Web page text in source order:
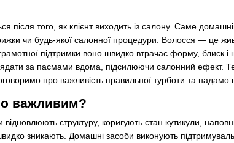
того, як клієнт виходить із салону. Саме
чи будь-якої салонної процедури. Волосся — це
підтримки воно швидко втрачає форму, блиск
за пасмами вдома, підсилюючи салонний ефект.
про важливість правильної турботи та надамо
важливим?
структуру, коригують стан кутикули,
зникають. Домашні засоби виконують